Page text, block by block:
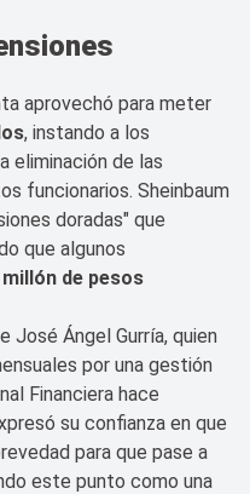
aprovechó para meter
, instando a los
eliminación de las
funcionarios. Sheinbaum
doradas" que
que algunos
millón de pesos
José Ángel Gurría, quien
por una gestión
Financiera hace
su confianza en que
para que pase a
este punto como una